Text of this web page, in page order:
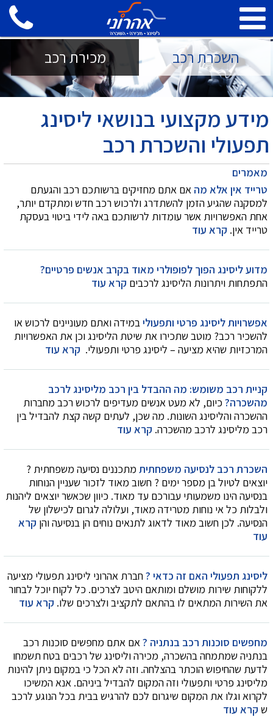
השכרת רכב מכירת רכב
מידע מקצועי בנושאי ליסינג
תפעולי והשכרת רכב
מאמרים
טרייד אין אלא מה אם אתם מחזיקים ברשותכם רכב והגעתם
למסקנה שהגיע הזמן להשתדרג ולרכוש רכב חדש ומתקדם יותר,
אחת האפשרויות אשר עומדות לרשותכם באה לידי ביטוי בעסקת
טרייד אין. קרא עוד
מדוע ליסינג הפוך לפופולרי מאוד בקרב אנשים פרטיים?
התפתחות ויתרונות הליסינג לרכבים קרא עוד
אפשרויות ליסינג פרטי ותפעוליבמידה ואתם מעוניינים לרכוש או
להשכיר רכב? מוטב שתכירו את שיטת הליסינג וכן את האפשרויות
המרכזיות שהיא מציעה – ליסינג פרטי ותפעולי. קרא עוד
קניית רכב משומש: מה ההבדל בין רכב מליסינג לרכב
מהשכרה? כיום, לא מעט אנשים מעדיפים לרכוש רכב מחברות
ההשכרה והליסינג השונות. מה שכן, לעתים קשה קצת להבדיל בין
רכב מליסינג לרכב מהשכרה. קרא עוד
השכרת רכב לנסיעה משפחתית מתכננים נסיעה משפחתית ?
יוצאים לטיול בן מספר ימים ? חשוב מאוד לזכור שעניין הנוחות
בנסיעה הינו משמעותי עבורכם עד מאוד. כיוון שכאשר יוצאים ליהנות
ולבלות כל אי נוחות מטרידה מאוד, ועלולה לגרום לכישלון של
הנסיעה. לכן חשוב מאוד לדאוג לתנאים נוחים הן בנסיעה והן קרא
עוד
ליסינג תפעולי האם זה כדאי ?חברת אהרוני ליסינג תפעולי מציעה
ללקוחות שירות מושלם ומותאם היטב לצרכים. כל לקוח יוכל לבחור
את השירות המתאים לו בהתאם לתקציב ולצרכים שלו. קרא עוד
מחפשים סוכנות רכב בנתניה ?אם אתם מחפשים סוכנות רכב
בנתניה שמתמחה בהשכרה, מכירה וליסינג של רכבים בטח תשמחו
לדעת שהחיפוש הוכתר בהצלחה. וזה לא הכל כי במקום ניתן להינות
מליסינג פרטי ותפעולי וזה המקום להבדיל ביניהם. אנא המשיכו
לקרוא וגלו את המקום שיגרום לכם להרגיש בבית בכל הנוגע לרכב
ש קרא עוד